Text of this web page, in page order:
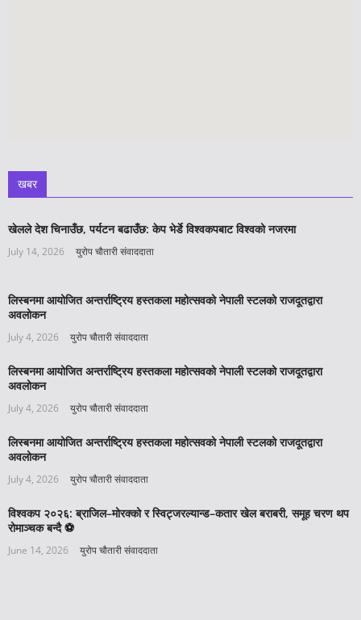
खबर
खेलले देश चिनाउँछ, पर्यटन बढाउँछ: केप भेर्डे विश्वकपबाट विश्वको नजरमा
July 14, 2026 युरोप चौतारी संवाददाता
लिस्बनमा आयोजित अन्तर्राष्ट्रिय हस्तकला महोत्सवको नेपाली स्टलको राजदूतद्वारा
अवलोकन
July 4, 2026 युरोप चौतारी संवाददाता
लिस्बनमा आयोजित अन्तर्राष्ट्रिय हस्तकला महोत्सवको नेपाली स्टलको राजदूतद्वारा
अवलोकन
July 4, 2026 युरोप चौतारी संवाददाता
लिस्बनमा आयोजित अन्तर्राष्ट्रिय हस्तकला महोत्सवको नेपाली स्टलको राजदूतद्वारा
अवलोकन
July 4, 2026 युरोप चौतारी संवाददाता
विश्वकप २०२६: ब्राजिल–मोरक्को र स्विट्जरल्यान्ड–कतार खेल बराबरी, समूह चरण थप
रोमाञ्चक बन्दै ⚽️
June 14, 2026 युरोप चौतारी संवाददाता